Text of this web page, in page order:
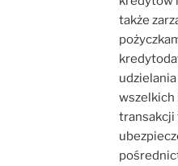
także
wszelkich
transakcji